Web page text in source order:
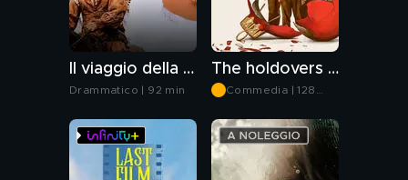
Il viaggio della sposa
Drammatico | 92 min
The holdovers - Lezioni di vita
Commedia | 128